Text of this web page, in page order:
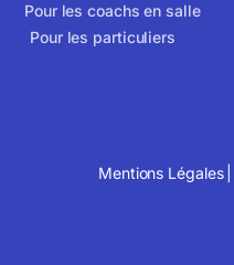
Pour les coachs en salle
Pour les particuliers
Mentions Légales